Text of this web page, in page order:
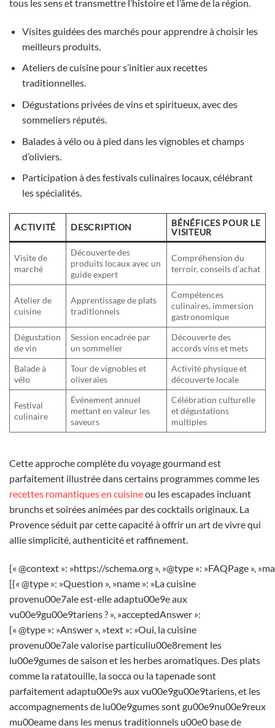
tous les sens et transmettre l’histoire et l’âme de la région.
Visites guidées des marchés pour apprendre à choisir les
meilleurs produits.
Ateliers de cuisine pour s’initier aux recettes
traditionnelles.
Dégustations privées de vins et spiritueux, avec des
sommeliers réputés.
Balades à vélo ou à pied dans les vignobles et champs
d’oliviers.
Participation à des festivals culinaires locaux, célébrant
les spécialités.
ACTIVITÉ DESCRIPTION
BÉNÉFICES POUR LE
VISITEUR
Visite de
marché
Découverte des
produits locaux avec un
guide expert
Compréhension du
terroir, conseils d’achat
Atelier de
cuisine
Apprentissage de plats
traditionnels
Compétences
culinaires, immersion
gastronomique
Dégustation
de vin
Session encadrée par
un sommelier
Découverte des
accords vins et mets
Balade à
vélo
Tour de vignobles et
oliveraies
Activité physique et
découverte locale
Festival
culinaire
Événement annuel
mettant en valeur les
saveurs
Célébration culturelle
et dégustations
multiples
Cette approche complète du voyage gourmand est
parfaitement illustrée dans certains programmes comme les
recettes romantiques en cuisineou les escapades incluant
brunchs et soirées animées par des cocktails originaux. La
Provence séduit par cette capacité à offrir un art de vivre qui
allie simplicité, authenticité et raffinement.
{« @context »: »https://schema.org », »@type »: »FAQPage »,
[{« @type »: »Question », »name »: »La cuisine
provenu00e7ale est-elle adaptu00e9e aux
vu00e9gu00e9tariens ? », »acceptedAnswer »:
{« @type »: »Answer », »text »: »Oui, la cuisine
provenu00e7ale valorise particuliu00e8rement les
lu00e9gumes de saison et les herbes aromatiques. Des plats
comme la ratatouille, la socca ou la tapenade sont
parfaitement adaptu00e9s aux vu00e9gu00e9tariens, et les
accompagnements de lu00e9gumes sont gu00e9nu00e9reux
mu00eame dans les menus traditionnels u00e0 base de